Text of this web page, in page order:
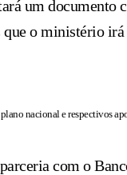
um documento
que o ministério
nacional e respectivos
com o